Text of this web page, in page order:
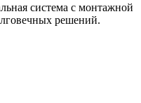
система с монтажной
решений.